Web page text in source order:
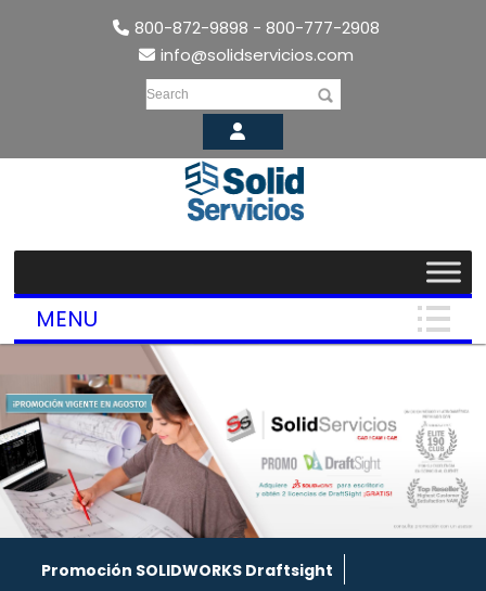
800-872-9898 - 800-777-2908
info@solidservicios.com
Search
MENU
Promoción SOLIDWORKS Draftsight